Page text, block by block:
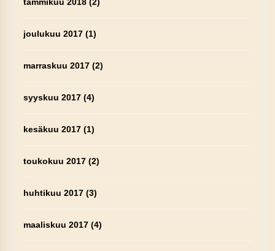
joulukuu 2017(1)
marraskuu 2017(2)
syyskuu 2017(4)
kesäkuu 2017(1)
toukokuu 2017(2)
huhtikuu 2017(3)
maaliskuu 2017(4)